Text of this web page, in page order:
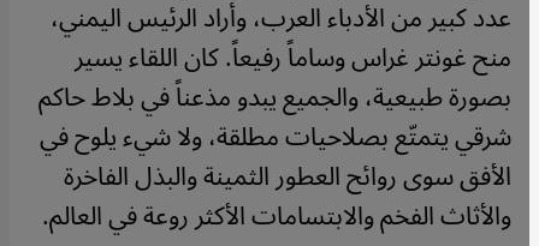
عدد كبير من الأدباء العرب، وأراد الرئيس اليمني،
منح غونتر غراس وساماً رفيعاً. كان اللقاء يسير
بصورة طبيعية، والجميع يبدو مذعناً في بلاط حاكم
شرقي يتمتّع بصلاحيات مطلقة، ولا شيء يلوح في
الأفق سوى روائح العطور الثمينة والبذل الفاخرة
والأثاث الفخم والابتسامات الأكثر روعة في العالم.